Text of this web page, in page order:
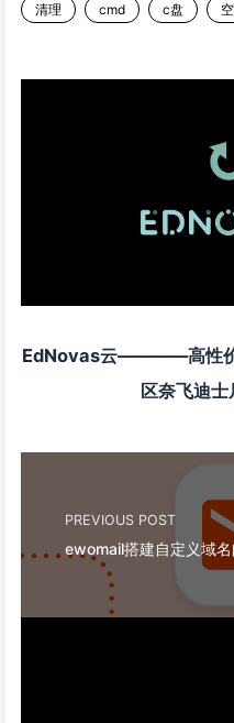
清理 cmd c盘
EdNovas云————高性价
区奈飞迪
PREVIOUS POST
ewomail搭建自定义域